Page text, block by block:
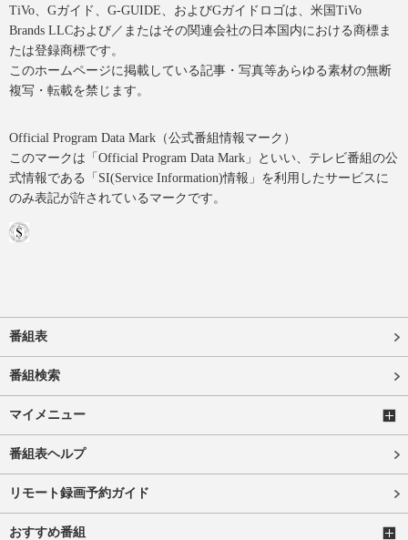
TiVo、Gガイド、G-GUIDE、およびGガイドロゴは、米国TiVo
Brands LLCおよび／またはその関連会社の日本国内における商標ま
たは登録商標です。
このホームページに掲載している記事・写真等あらゆる素材の無断
複写・転載を禁じます。
Official Program Data Mark（公式番組情報マーク）
このマークは「Official Program Data Mark」といい、テレビ番組の公
式情報である「SI(Service Information)情報」を利用したサービスに
のみ表記が許されているマークです。
番組表
番組検索
マイメニュー
番組表ヘルプ
リモート録画予約ガイド
おすすめ番組